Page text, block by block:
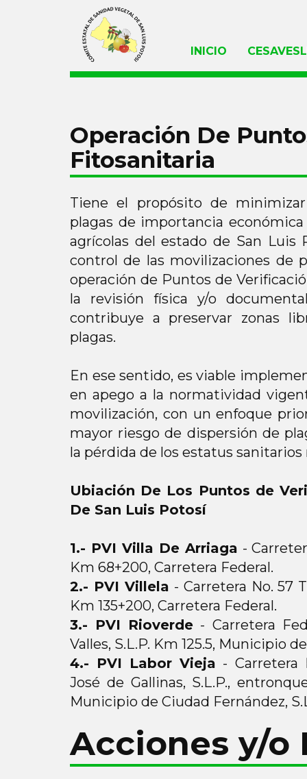
INICIO
Operación De
Fitosanitaria
Tiene el propósito de
plagas de importancia
agrícolas del estado de San Luis
control de las movilizaciones de
operación de Puntos de
la revisión física y/o
contribuye a preservar zonas
plagas.
En ese sentido, es viable
en apego a la normatividad
movilización, con un enfoque
mayor riesgo de dispersión de
la pérdida de los estatus sanitarios
Ubiación De Los Puntos de
De San Luis Potosí
1.- PVI Villa De Arriaga -
Km 68+200, Carretera Federal.
2.- PVI Villela - Carretera No. 57
Km 135+200, Carretera Federal.
3.- PVI Rioverde - Carretera
Valles, S.L.P. Km 125.5, Municipio
4.- PVI Labor Vieja - Carretera
José de Gallinas, S.L.P.,
Municipio de Ciudad Fernández,
Acciones y/o